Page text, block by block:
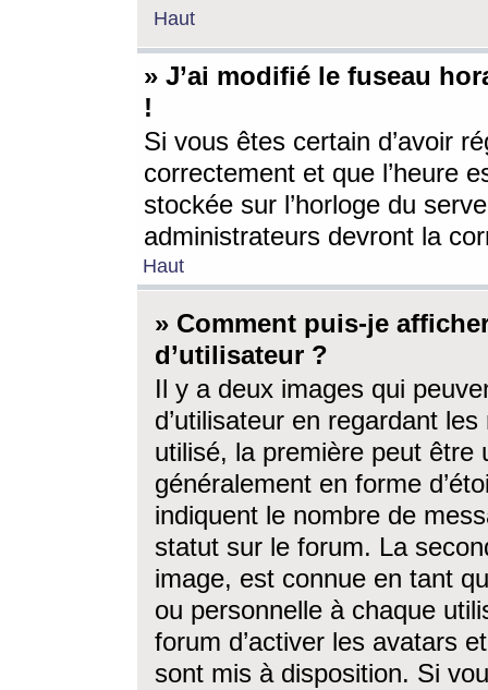
Haut
» J’ai modifié le fuseau
!
Si vous êtes certain d’avoir
correctement et que l’heure
stockée sur l’horloge du
administrateurs devront la
Haut
» Comment puis-je
d’utilisateur ?
Il y a deux images qui
d’utilisateur en regardant
utilisé, la première peut être
généralement en forme
indiquent le nombre de
statut sur le forum. La
image, est connue en tant
ou personnelle à chaque
forum d’activer les avatars
sont mis à disposition. Si